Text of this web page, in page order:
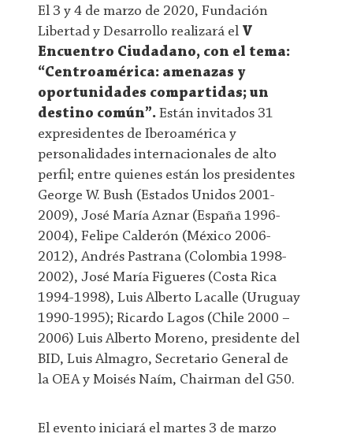
El 3 y 4 de marzo de 2020, Fundación
Libertad y Desarrollo realizará el V
Encuentro Ciudadano, con el tema:
“Centroamérica: amenazas y
oportunidades compartidas; un
destino común”. Están invitados 31
expresidentes de Iberoamérica y
personalidades internacionales de alto
perfil; entre quienes están los presidentes
George W. Bush (Estados Unidos 2001-
2009), José María Aznar (España 1996-
2004), Felipe Calderón (México 2006-
2012), Andrés Pastrana (Colombia 1998-
2002), José María Figueres (Costa Rica
1994-1998), Luis Alberto Lacalle (Uruguay
1990-1995); Ricardo Lagos (Chile 2000 –
2006) Luis Alberto Moreno, presidente del
BID, Luis Almagro, Secretario General de
la OEA y Moisés Naím, Chairman del G50.
El evento iniciará el martes 3 de marzo